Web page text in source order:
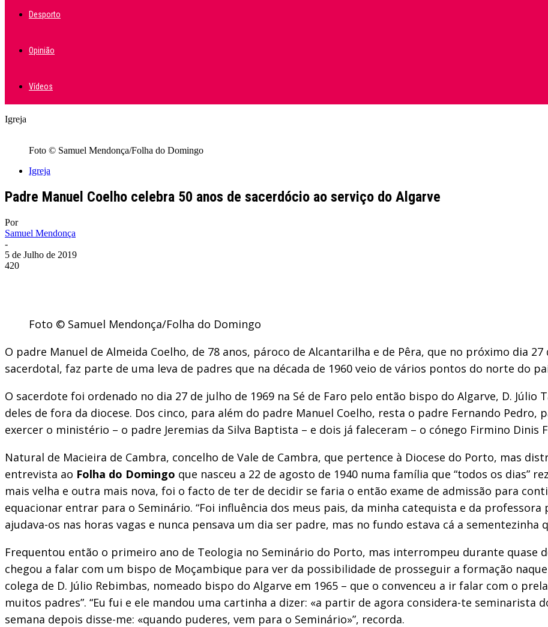
Desporto
Opinião
Vídeos
Igreja
Foto © Samuel Mendonça/Folha do Domingo
Igreja
Padre Manuel Coelho celebra 50 anos de sacerdócio ao serviço do Algarve
Por
Samuel Mendonça
-
5 de Julho de 2019
420
Foto © Samuel Mendonça/Folha do Domingo
O padre Manuel de Almeida Coelho, de 78 anos, pároco de Alcantarilha e de Pêra, que no próximo dia
sacerdotal, faz parte de uma leva de padres que na década de 1960 veio de vários pontos do norte do
O sacerdote foi ordenado no dia 27 de julho de 1969 na Sé de Faro pelo então bispo do Algarve, D.
deles de fora da diocese. Dos cinco, para além do padre Manuel Coelho, resta o padre Fernando Pedro,
exercer o ministério – o padre Jeremias da Silva Baptista – e dois já faleceram – o cónego Firmino Dinis
Natural de Macieira de Cambra, concelho de Vale de Cambra, que pertence à Diocese do Porto, mas
entrevista ao Folha do Domingo que nasceu a 22 de agosto de 1940 numa família que “todos os dias”
mais velha e outra mais nova, foi o facto de ter de decidir se faria o então exame de admissão para
equacionar entrar para o Seminário. “Foi influência dos meus pais, da minha catequista e da
ajudava-os nas horas vagas e nunca pensava um dia ser padre, mas no fundo estava cá a sementezinha
Frequentou então o primeiro ano de Teologia no Seminário do Porto, mas interrompeu durante quase
chegou a falar com um bispo de Moçambique para ver da possibilidade de prosseguir a formação
colega de D. Júlio Rebimbas, nomeado bispo do Algarve em 1965 – que o convenceu a ir falar com o
muitos padres”. “Eu fui e ele mandou uma cartinha a dizer: «a partir de agora considera-te seminarista
semana depois disse-me: «quando puderes, vem para o Seminário»”, recorda.